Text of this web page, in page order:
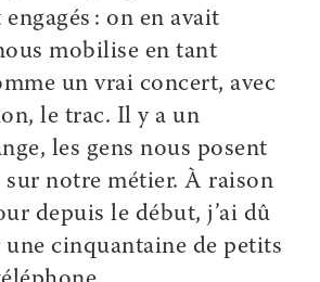
engagés : on en avait
mobilise en tant
un vrai concert, avec
le trac. Il y a un
les gens nous posent
sur notre métier. À raison
depuis le début, j’ai dû
cinquantaine de petits